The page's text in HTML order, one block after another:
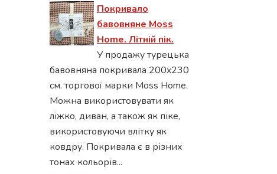
Покривало
бавовняне Moss
Home. Літній пік.
У продажу турецька
бавовняна покривала 200x230
см. торгової марки Moss Home.
Можна використовувати як
ліжко, диван, а також як піке,
використовуючи влітку як
ковдру. Покривала є в різних
тонах кольорів...